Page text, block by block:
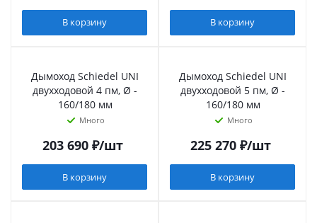
В корзину В корзину
Дымоход Schiedel UNI
двухходовой 4 пм, Ø -
160/180 мм
Много
203 690₽/шт
В корзину
Дымоход Schiedel UNI
двухходовой 5 пм, Ø -
160/180 мм
Много
225 270₽/шт
В корзину